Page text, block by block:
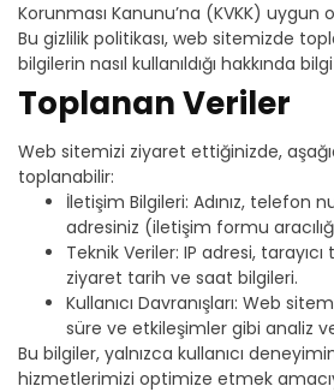
Korunması Kanunu’na (KVKK) uygun
Bu gizlilik politikası, web sitemizde
bilgilerin nasıl kullanıldığı hakkında
Toplanan Veriler
Web sitemizi ziyaret ettiğinizde,
toplanabilir:
İletişim Bilgileri: Adınız, telefon
adresiniz (iletişim formu
Teknik Veriler: IP adresi,
ziyaret tarih ve saat bilgileri.
Kullanıcı Davranışları: Web
süre ve etkileşimler gibi analiz
Bu bilgiler, yalnızca kullanıcı
hizmetlerimizi optimize etmek